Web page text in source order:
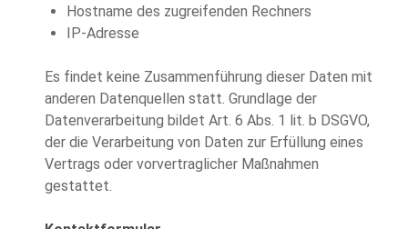
Hostname des zugreifenden Rechners
IP-Adresse
Es findet keine Zusammenführung dieser Daten mit
anderen Datenquellen statt. Grundlage der
Datenverarbeitung bildet Art. 6 Abs. 1 lit. b DSGVO,
der die Verarbeitung von Daten zur Erfüllung eines
Vertrags oder vorvertraglicher Maßnahmen
gestattet.